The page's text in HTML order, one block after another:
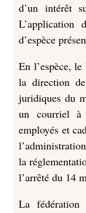
d’un intérêt
d’espèce
En l’espèce,
la direction
juridiques du
un courriel à
employés et
la
l’arrêté du 14
La